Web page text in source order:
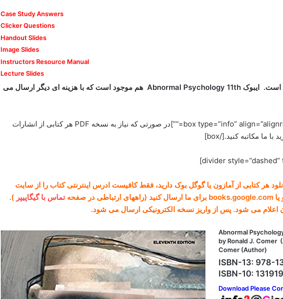
Case Study Answers
Clicker Questions
Handout Slides
Image Slides
Instructors Resource Manual
Lecture Slides
نسخه کتاب سال 2021 است. ایبوک Abnormal Psychology 11th هم موجود است که با هزینه ای دیگر ارسال می
[box type=”info” align=”alignright” class=”” width=””]در صورتی که نیاز به نسخه PDF هر کتابی از انشارات
هر کتابی از آمازون یا گوگل بوک دارید، فقط کافیست ادرس اینترنتی کتاب را از سایت
تماس با گیگاپیپر ).
اعلام می شود. پس از واریز نسخه الکترونیکی ارسال می شود.
Abnormal
by Ronald J. Comer
Comer (Author)
ISBN-13: 978-
ISBN-10:
Download Please